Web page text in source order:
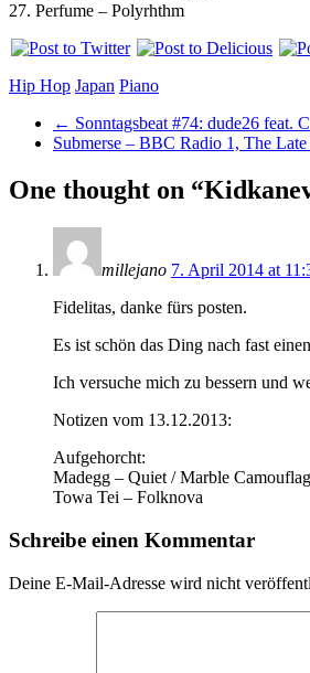
27. Perfume – Polyrhthm
Hip Hop Japan Piano
← Sonntagsbeat #74: dude26 feat.
Submerse – BBC Radio 1, The
One thought on “
millejano 7. April 2014 at
Fidelitas, danke fürs posten.
Es ist schön das Ding nach fast
Ich versuche mich zu bessern und
Notizen vom 13.12.2013:
Aufgehorcht:
Madegg – Quiet / Marble
Towa Tei – Folknova
Schreibe einen Kommentar
Deine E-Mail-Adresse wird nicht